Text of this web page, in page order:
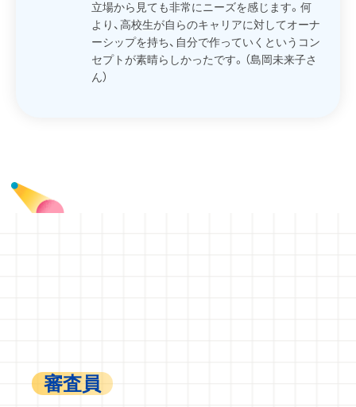
立場から見ても非常にニーズを感じます。何
より、高校生が自らのキャリアに対してオーナ
ーシップを持ち、自分で作っていくというコン
セプトが素晴らしかったです。（島岡未来子さ
ん）
審査員